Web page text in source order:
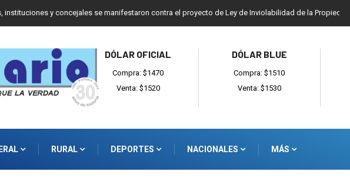
a instituciones y confirmó gestiones para sumar una nueva fuerza de seguridad a Balcarce
DÓLAR OFICIAL
Compra: $1470
Venta: $1520
DÓLAR BLUE
Compra: $1510
Venta: $1530
RURAL DEPORTES NACIONALES MÁS